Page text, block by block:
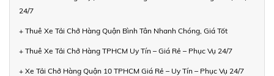
24/7
+ Thuê Xe Tải Chở Hàng Quận Bình Tân Nhanh Chóng, Giá Tốt
+ Thuê Xe Tải Chở Hàng TPHCM Uy Tín – Giá Rẻ – Phục Vụ 24/7
+ Xe Tải Chở Hàng Quận 10 TPHCM Giá Rẻ – Uy Tín – Phục Vụ 24/7